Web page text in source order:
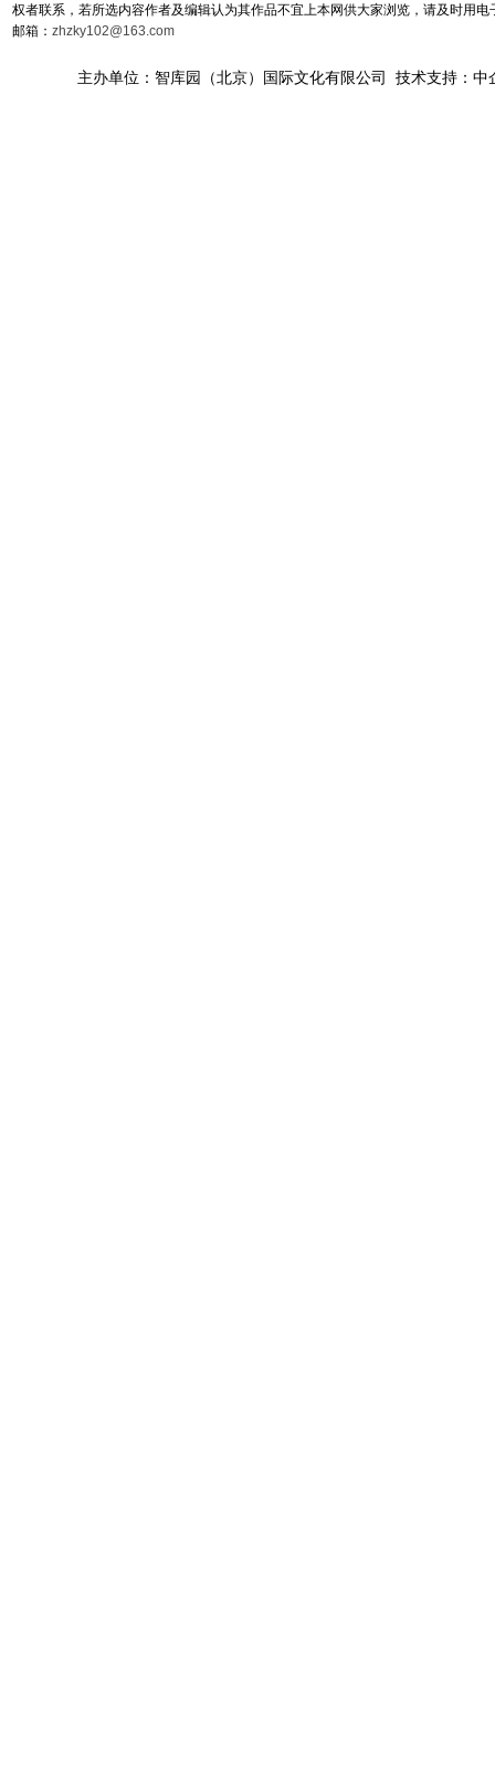
权者联系，若所选内容作者及编辑认为其作品不宜上本网供大家浏览，请及时用
邮箱： zhzky102@163.com
主办单位：智库园（北京）国际文化有限公司 技术支持：